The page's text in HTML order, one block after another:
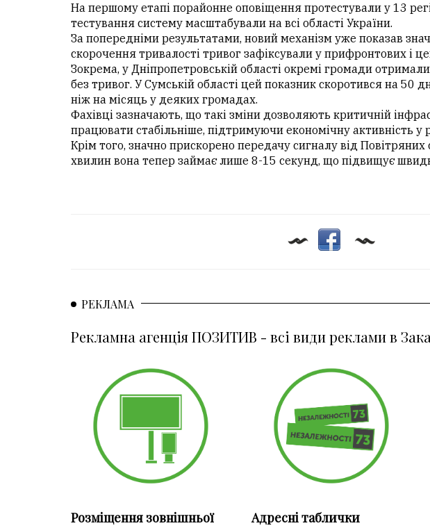
На першому етапі порайонне оповіщення протестували у 13
тестування систему масштабували на всі області України.
За попередніми результатами, новий механізм уже показав
скорочення тривалості тривог зафіксували у прифронтових і
Зокрема, у Дніпропетровській області окремі громади
без тривог. У Сумській області цей показник скоротився на 50
ніж на місяць у деяких громадах.
Фахівці зазначають, що такі зміни дозволяють критичній
працювати стабільніше, підтримуючи економічну активність у
Крім того, значно прискорено передачу сигналу від
хвилин вона тепер займає лише 8-15 секунд, що підвищує
РЕКЛАМА
Рекламна агенція ПОЗИТИВ - всі види реклами в
Розміщення зовнішньої
Адресні таблички